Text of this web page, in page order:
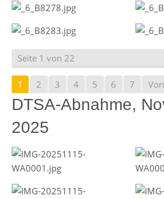
Seite 1 von 22
1 2 3 4 5 6 7
DTSA-Abnahme,
2025